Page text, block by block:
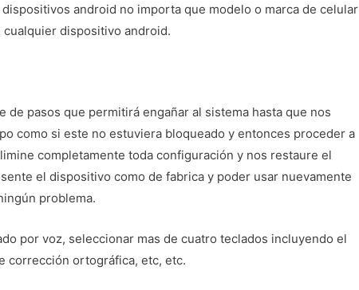
android no importa que modelo o marca de celular
dispositivo android.
de pasos que permitirá engañar al sistema hasta que nos
como si este no estuviera bloqueado y entonces proceder a
completamente toda configuración y nos restaure el
el dispositivo como de fabrica y poder usar nuevamente
problema.
por voz, seleccionar mas de cuatro teclados incluyendo el
corrección ortográfica, etc, etc.